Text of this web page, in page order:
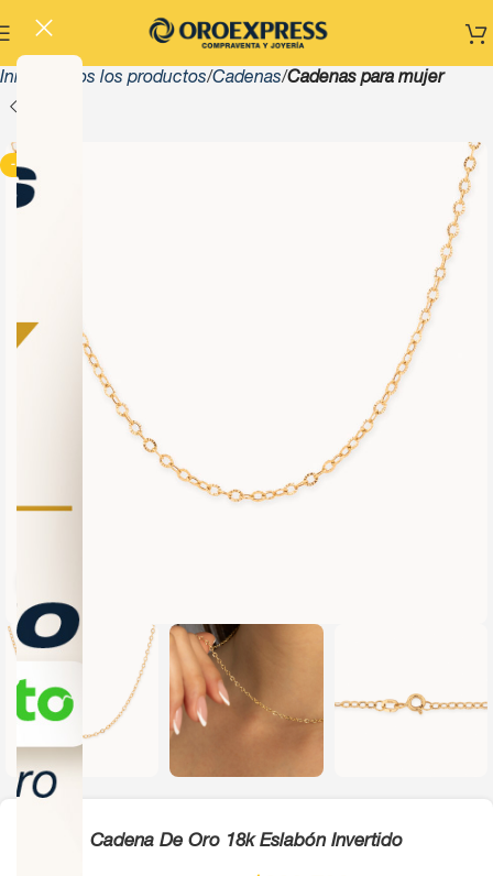
Inicio Todos los productos Cadenas Cadenas para mujer
-13%
Cadena De Oro 18k Eslabón Invertido